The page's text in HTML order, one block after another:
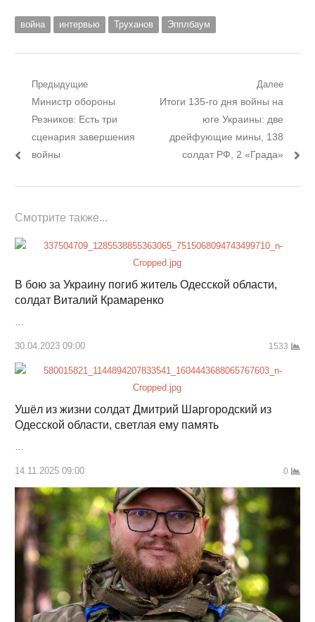
война интервью Труханов Эпплбаум
Навигация
записям
Предыдущие
Предыдущий
пост:
Министр обороны
Резников: Есть три
сценария завершения
войны
Далее
Следующий
Итоги 135-го дня войны на
юге Украины: две
дрейфующие мины, 138
солдат РФ, 2 «Града»
Смотрите также...
В бою за Украину погиб житель Одесской области,
солдат Виталий Крамаренко
…
30.04.2023 09:00 1533
Ушёл из жизни солдат Дмитрий Шаргородский из
Одесской области, светлая ему память
…
14.11.2025 09:00 0